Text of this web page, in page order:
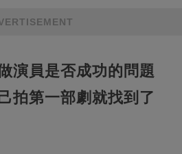
演員是否成功的問題
拍第一部劇就找到了